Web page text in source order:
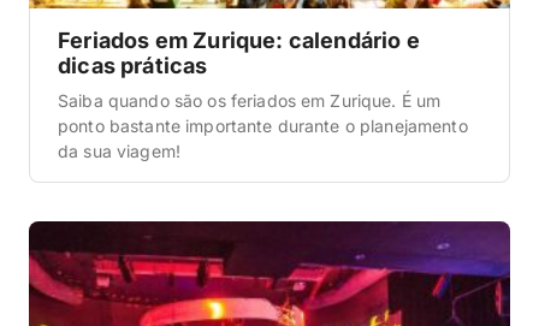
Feriados em Zurique: calendário e
dicas práticas
Saiba quando são os feriados em Zurique. É um
ponto bastante importante durante o planejamento
da sua viagem!